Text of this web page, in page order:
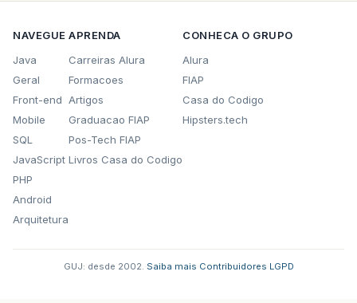
NAVEGUE
Java
Geral
Front-end
Mobile
SQL
JavaScript
PHP
Android
Arquitetura
APRENDA
Carreiras Alura
Formacoes
Artigos
Graduacao FIAP
Pos-Tech FIAP
Livros Casa do Codigo
CONHECA O GRUPO
Alura
FIAP
Casa do Codigo
Hipsters.tech
GUJ: desde 2002. Saiba mais Contribuidores LGPD